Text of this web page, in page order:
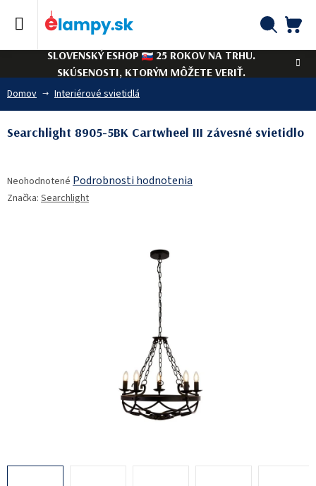
SLOVENSKÝ ESHOP
25 ROKOV NA TRHU.
SKÚSENOSTI, KTORÝM MÔŽETE VERIŤ.
Domov Interiérové svietidlá
Searchlight 8905-5BK Cartwheel III závesné svietidlo
hodnotenie
produktu
Neohodnotené Podrobnosti hodnotenia
Značka: Searchlight